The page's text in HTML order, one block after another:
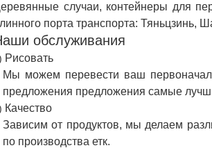
случаи, контейнеры для
порта транспорта: Тяньцзинь,
обслуживания
Рисовать
Мы можем перевести ваш
предложения предложения самые
Качество
Зависим от продуктов, мы делаем
по производства етк.